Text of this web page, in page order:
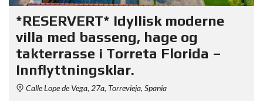
*RESERVERT* Idyllisk moderne
villa med basseng, hage og
takterrasse i Torreta Florida –
Innflyttningsklar.
Calle Lope de Vega, 27a, Torrevieja, Spania